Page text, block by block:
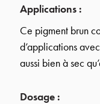
Applications :
Ce pigment brun
d’applications
aussi bien à sec
Dosage :